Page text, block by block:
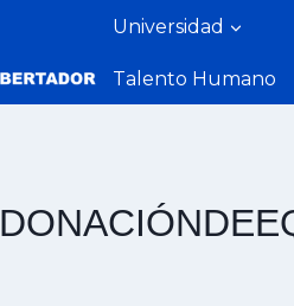
Universidad
Talento Humano